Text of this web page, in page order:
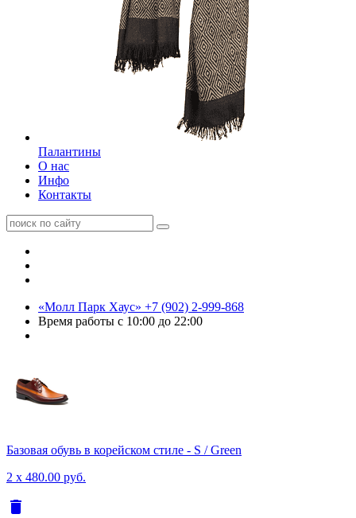
Палантины
О нас
Инфо
Контакты
«Молл Парк Хаус» +7 (902) 2-999-868
Время работы с 10:00 до 22:00
Базовая обувь в корейском стиле - S / Green
2 x 480.00 руб.
delete